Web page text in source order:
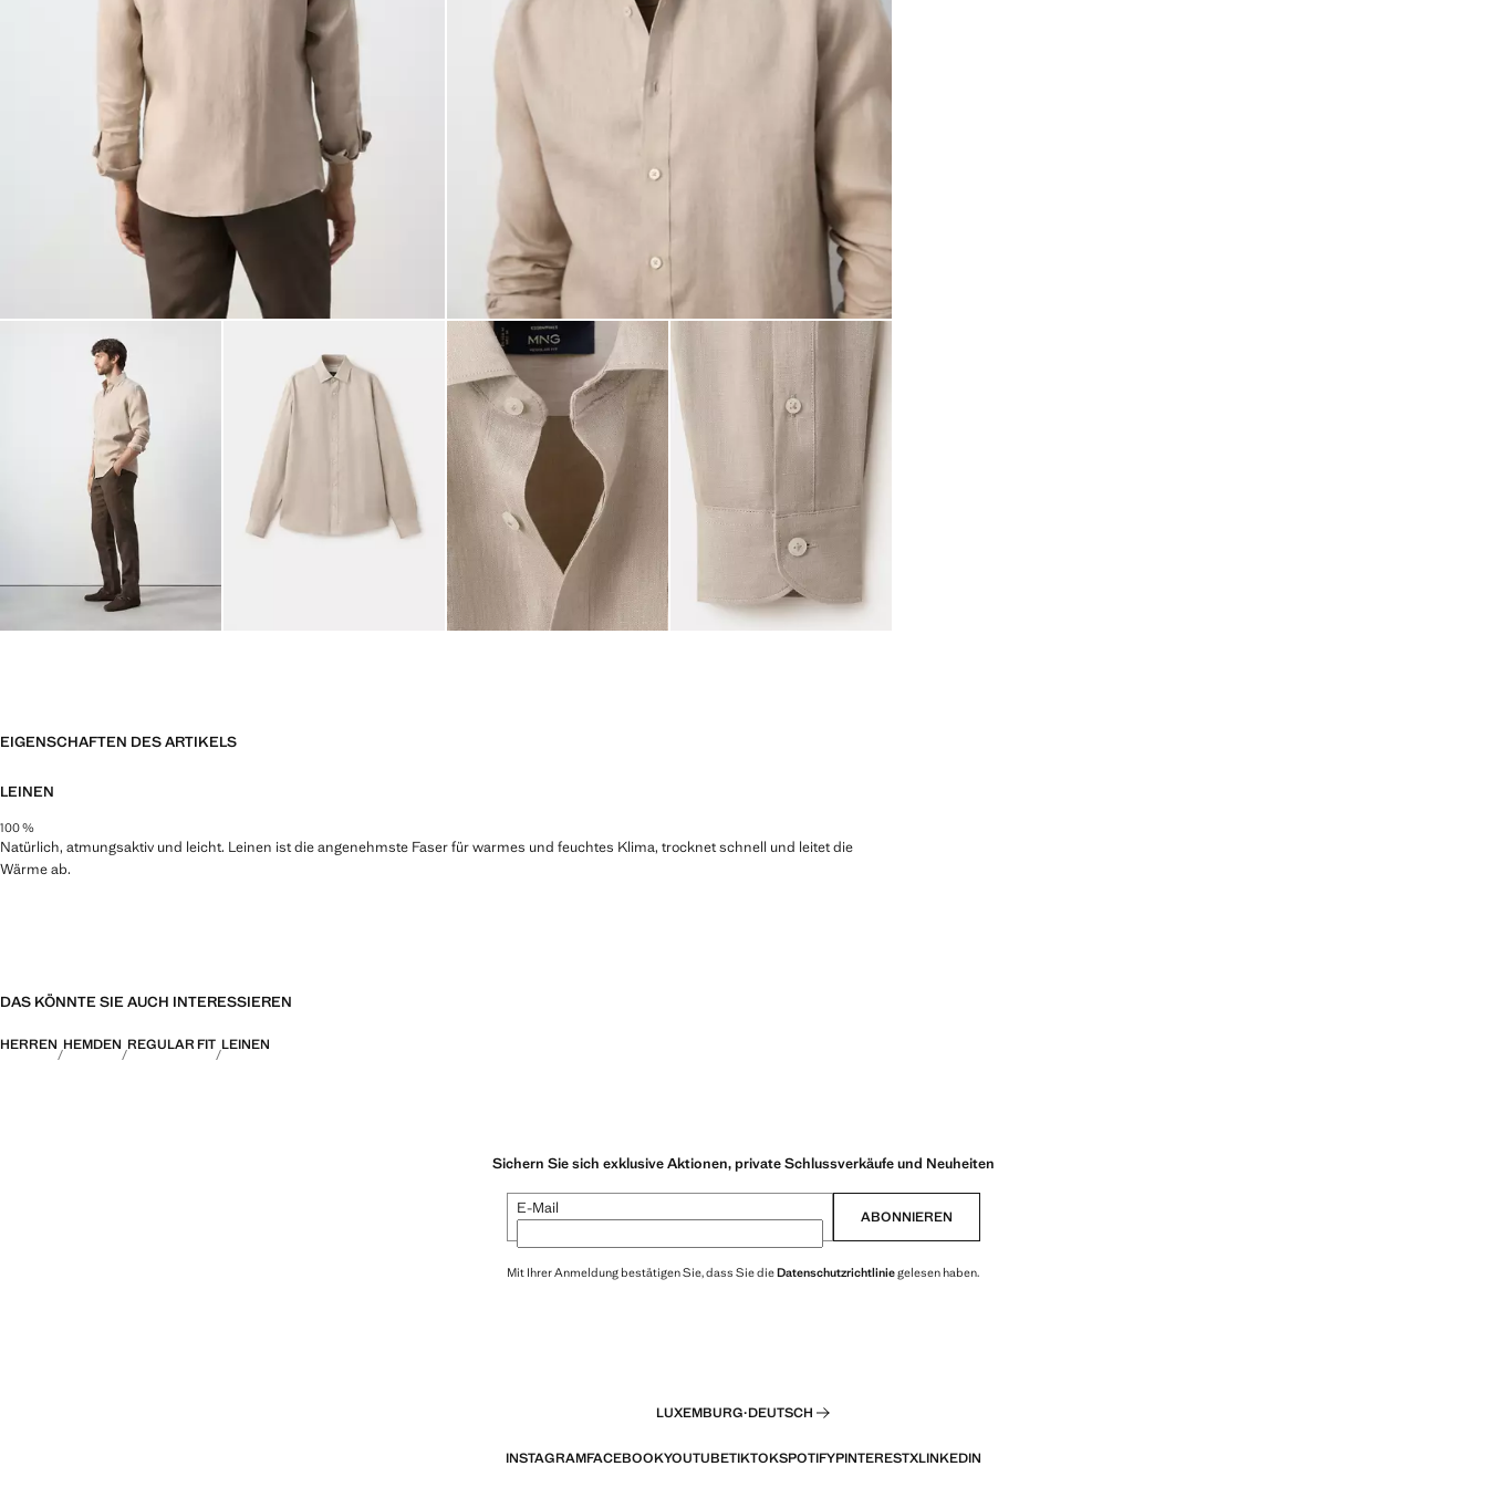
EIGENSCHAFTEN DES ARTIKELS
LEINEN
100 %
Natürlich, atmungsaktiv und leicht. Leinen ist die angenehmste Faser für warmes und feuchtes Klima, trocknet schnell und leitet die
Wärme ab.
DAS KÖNNTE SIE AUCH INTERESSIEREN
HERREN HEMDEN REGULAR FIT LEINEN
Sichern Sie sich exklusive Aktionen, private Schlussverkäufe und Neuheiten
E-Mail ABONNIEREN
Mit Ihrer Anmeldung bestätigen Sie, dass Sie dieDatenschutzrichtliniegelesen haben.
LUXEMBURG·DEUTSCH
INSTAGRAMFACEBOOKYOUTUBETIKTOKSPOTIFYPINTERESTXLINKEDIN